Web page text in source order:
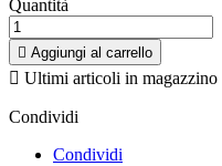
Quantità
 Aggiungi al carrello
 Ultimi articoli in magazzino
Condividi
Condividi